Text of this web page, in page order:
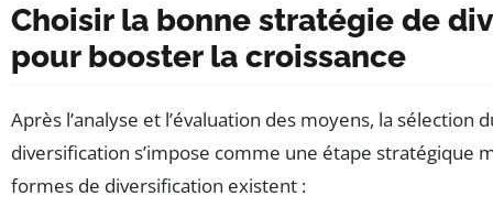
Choisir la bonne stratégie de
pour booster la croissance
Après l’analyse et l’évaluation des moyens, la sélection
diversification s’impose comme une étape stratégique
formes de diversification existent :